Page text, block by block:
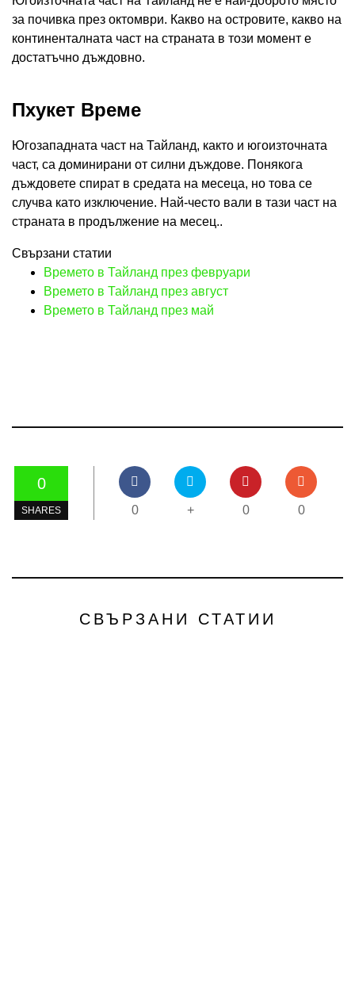
за почивка през октомври. Какво на островите, какво на
континенталната част на страната в този момент е
достатъчно дъждовно.
Пхукет Време
Югозападната част на Тайланд, както и югоизточната
част, са доминирани от силни дъждове. Понякога
дъждовете спират в средата на месеца, но това се
случва като изключение. Най-често вали в тази част на
страната в продължение на месец..
Свързани статии
Времето в Тайланд през февруари
Времето в Тайланд през август
Времето в Тайланд през май
0
SHARES 0 + 0 0
СВЪРЗАНИ СТАТИИ